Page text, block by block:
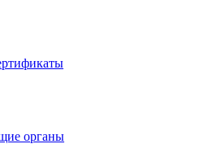
органы